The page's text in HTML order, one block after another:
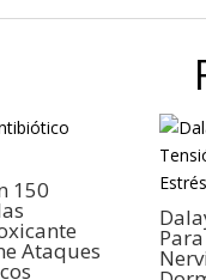
150
Ataques